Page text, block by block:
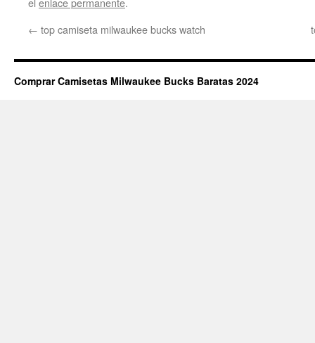
← top camiseta milwaukee bucks watch
Comprar Camisetas Milwaukee Bucks Baratas 2024